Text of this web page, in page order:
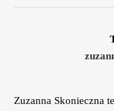
Zuzanna Skonieczna